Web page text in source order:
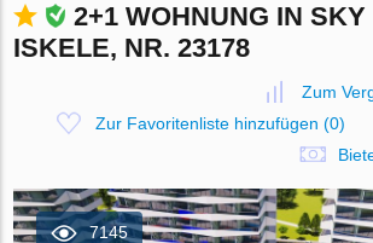
2+1 WOHNUNG IN
ISKELE, NR. 23178
Zum
Zur Favoritenliste hinzufügen (0)
7145